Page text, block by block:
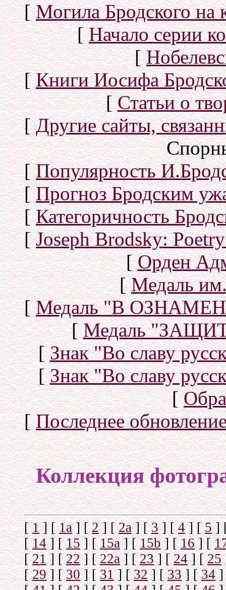
[Могила Бродского
[Начало серии
[
[Книги Иосифа
[Статьи о
[Другие сайты,
[Популярность
[Прогноз Бродским
[Категоричность
[Joseph Brodsky:
[Орден
[Медаль
[Медаль "В
[Медаль
[Знак "Во славу
[Знак "Во славу
[
[Последнее
Коллекция
[1] [1а] [2] [2а] [3] [4] [5]
[14] [15] [15a] [15b] [16] [
[21] [22] [22a] [23] [24] [25
[29] [30] [31] [32] [33] [34]